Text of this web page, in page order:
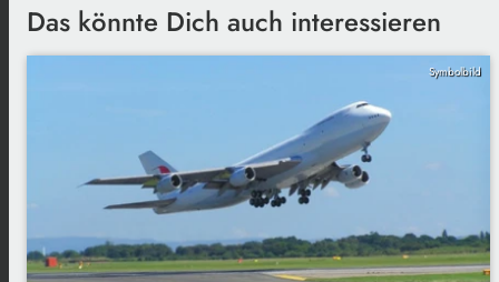
Das könnte Dich auch interessieren
Symbolbild